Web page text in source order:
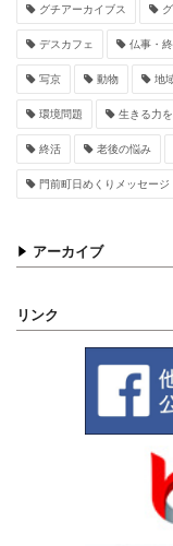
グチアーカイブス
デスカフェ 仏事・
写京 動物 地
環境問題 生きる力
終活 老後の悩み
門前町日めくりメッセージ
アーカイブ
リンク